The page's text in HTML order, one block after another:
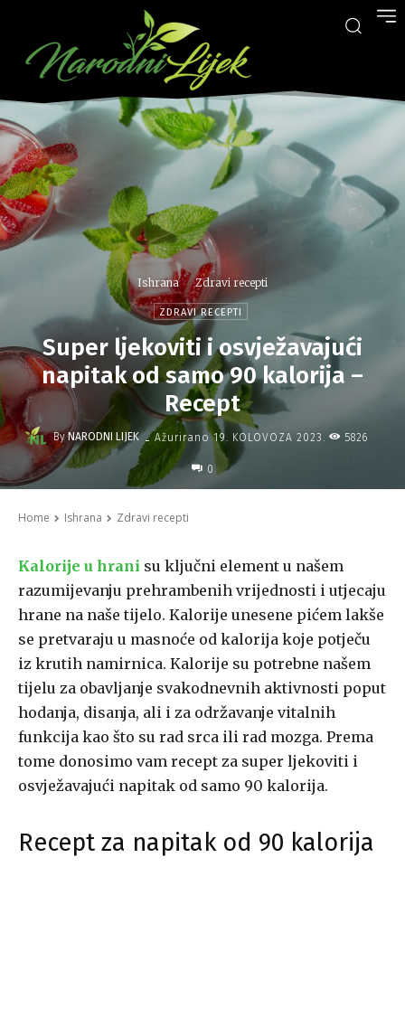
Ishrana Zdravi recepti
ZDRAVI RECEPTI
Super ljekoviti i osvježavajući
napitak od samo 90 kalorija –
Recept
By NARODNI LIJEK - Ažurirano 19. KOLOVOZA 2023. 5826
0
Home Ishrana Zdravi recepti
Kalorije u hrani su ključni element u našem
razumijevanju prehrambenih vrijednosti i utjecaju
hrane na naše tijelo. Kalorije unesene pićem lakše
se pretvaraju u masnoće od kalorija koje potječu
iz krutih namirnica. Kalorije su potrebne našem
tijelu za obavljanje svakodnevnih aktivnosti poput
hodanja, disanja, ali i za održavanje vitalnih
funkcija kao što su rad srca ili rad mozga. Prema
tome donosimo vam recept za super ljekoviti i
osvježavajući napitak od samo 90 kalorija.
Recept za napitak od 90 kalorija